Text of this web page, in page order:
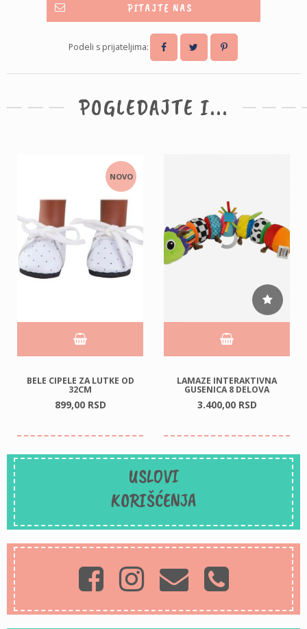
PITAJTE NAS
Podeli s prijateljima:
POGLEDAJTE I...
NOVO
BELE CIPELE ZA LUTKE OD
32CM
899,00 RSD
LAMAZE INTERAKTIVNA
GUSENICA 8 DELOVA
3.400,00 RSD
USLOVI
KORIŠĆENJA